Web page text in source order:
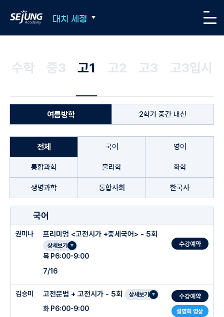
SEJUNG Academy
대치 세정 메뉴
수학 중3 고1 고2 고3 고3입시
여름방학 2학기 중간 내신
전체 국어 영어
통합과학 물리학 화학
생명과학 통합사회 한국사
국어
권미나 프리미엄 <고전시가 +중세국어> - 5회
상세보기
목 P6:00-9:00
7/16
수강예약
김승미
설명회 영상
고전문법 + 고전시가 - 5회 상세보기
화 P6:00-9:00
수강예약